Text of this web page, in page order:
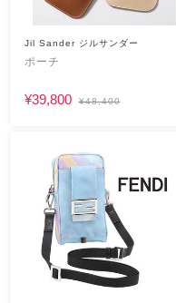
Jil Sander ジルサンダー
ポーチ
¥39,800 ¥48,400